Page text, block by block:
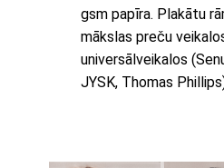
gsm papīra. Plakātu
mākslas preču
universālveikalos
JYSK, Thomas